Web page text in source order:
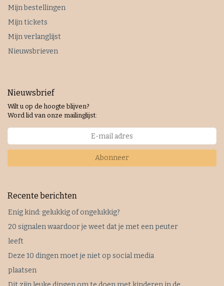
Mijn bestellingen
Mijn tickets
Mijn verlanglijst
Nieuwsbrieven
Nieuwsbrief
Wilt u op de hoogte blijven?
Word lid van onze mailinglijst:
Abonneer
Recente berichten
Enig kind: gelukkig of ongelukkig?
20 signalen waardoor je weet dat je met een peuter
leeft
Deze 10 dingen moet je niet op social media
plaatsen